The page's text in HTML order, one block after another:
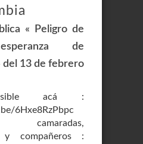
« Peligro de
de
del 13 de febrero
acá :
6Hxe8RzPbpc
camaradas,
y compañeros :